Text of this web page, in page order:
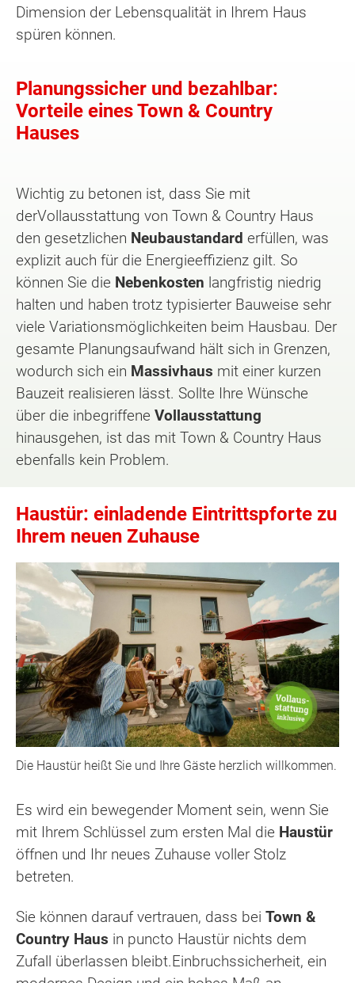
Dimension der Lebensqualität in Ihrem Haus
spüren können.
Planungssicher und bezahlbar:
Vorteile eines Town & Country
Hauses
Wichtig zu betonen ist, dass Sie mit
derVollausstattung von Town & Country Haus
den gesetzlichen Neubaustandard erfüllen, was
explizit auch für die Energieeffizienz gilt. So
können Sie die Nebenkosten langfristig niedrig
halten und haben trotz typisierter Bauweise sehr
viele Variationsmöglichkeiten beim Hausbau. Der
gesamte Planungsaufwand hält sich in Grenzen,
wodurch sich ein Massivhaus mit einer kurzen
Bauzeit realisieren lässt. Sollte Ihre Wünsche
über die inbegriffene Vollausstattung
hinausgehen, ist das mit Town & Country Haus
ebenfalls kein Problem.
Haustür: einladende Eintrittspforte zu
Ihrem neuen Zuhause
Die Haustür heißt Sie und Ihre Gäste herzlich willkommen.
Es wird ein bewegender Moment sein, wenn Sie
mit Ihrem Schlüssel zum ersten Mal die Haustür
öffnen und Ihr neues Zuhause voller Stolz
betreten.
Sie können darauf vertrauen, dass bei Town &
Country Haus in puncto Haustür nichts dem
Zufall überlassen bleibt.Einbruchssicherheit, ein